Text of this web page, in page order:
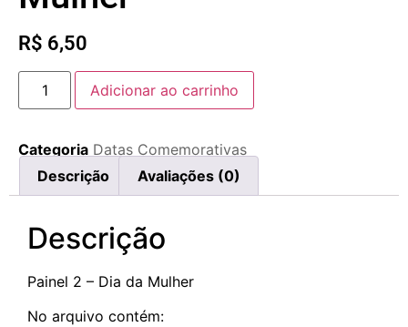
R$ 6,50
Adicionar ao carrinho
Categoria Datas Comemorativas
Descrição
Avaliações (0)
Descrição
Painel 2 – Dia da Mulher
No arquivo contém: